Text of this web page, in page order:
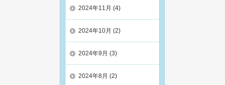
2024年11月 (4)
2024年10月 (2)
2024年9月 (3)
2024年8月 (2)